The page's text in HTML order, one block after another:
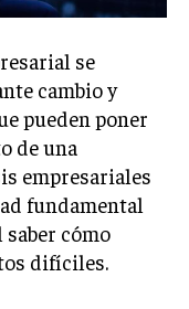
se
cambio y
pueden poner
de una
empresariales
fundamental
cómo
difíciles.